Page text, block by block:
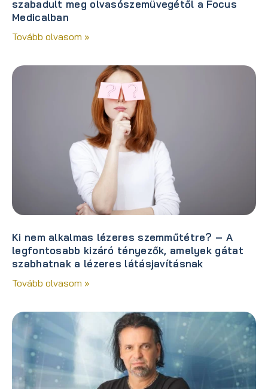
szabadult meg olvasószemüvegétől a Focus
Medicalban
Tovább olvasom »
Ki nem alkalmas lézeres szemműtétre? – A
legfontosabb kizáró tényezők, amelyek gátat
szabhatnak a lézeres látásjavításnak
Tovább olvasom »